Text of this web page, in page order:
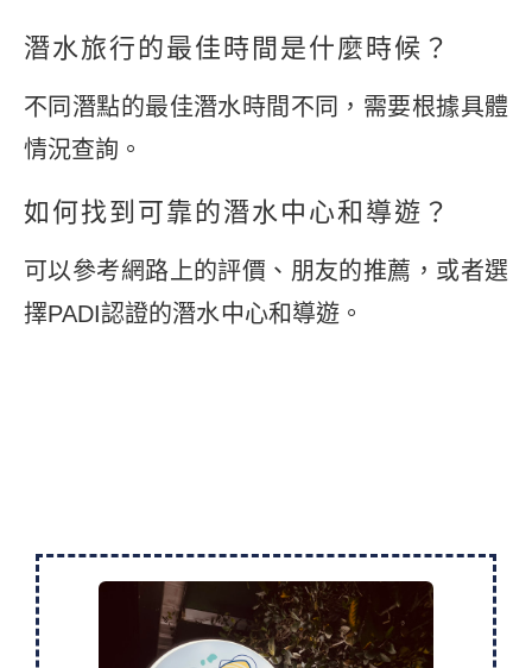
潛水旅行的最佳時間是什麼時候？
不同潛點的最佳潛水時間不同，需要根據具體
情況查詢。
如何找到可靠的潛水中心和導遊？
可以參考網路上的評價、朋友的推薦，或者選
擇PADI認證的潛水中心和導遊。